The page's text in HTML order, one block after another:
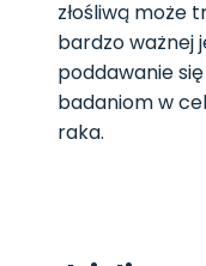
złośliwą może
bardzo ważnej
poddawanie
badaniom w
raka.